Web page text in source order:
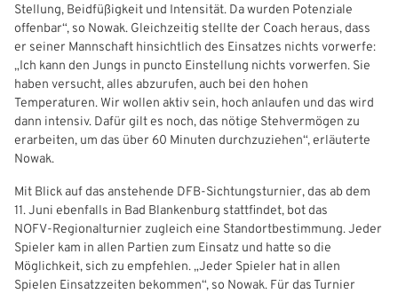
Stellung, Beidfüßigkeit und Intensität. Da wurden Potenziale
offenbar“, so Nowak. Gleichzeitig stellte der Coach heraus, dass
er seiner Mannschaft hinsichtlich des Einsatzes nichts vorwerfe:
„Ich kann den Jungs in puncto Einstellung nichts vorwerfen. Sie
haben versucht, alles abzurufen, auch bei den hohen
Temperaturen. Wir wollen aktiv sein, hoch anlaufen und das wird
dann intensiv. Dafür gilt es noch, das nötige Stehvermögen zu
erarbeiten, um das über 60 Minuten durchzuziehen“, erläuterte
Nowak.
Mit Blick auf das anstehende DFB‑Sichtungsturnier, das ab dem
11. Juni ebenfalls in Bad Blankenburg stattfindet, bot das
NOFV‑Regionalturnier zugleich eine Standortbestimmung. Jeder
Spieler kam in allen Partien zum Einsatz und hatte so die
Möglichkeit, sich zu empfehlen. „Jeder Spieler hat in allen
Spielen Einsatzzeiten bekommen“, so Nowak. Für das Turnier
IHR LOGIN
Benutzeranmeldung